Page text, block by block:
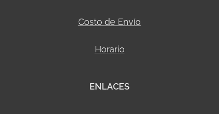
Costo de Envío
Horario
ENLACES